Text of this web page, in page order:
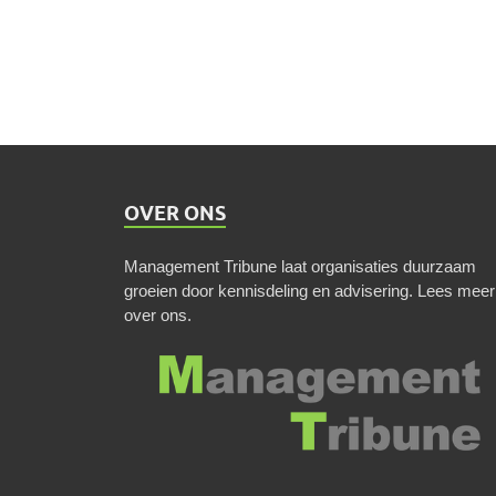
OVER ONS
Management Tribune laat organisaties duurzaam
groeien door kennisdeling en advisering. Lees meer
over ons.